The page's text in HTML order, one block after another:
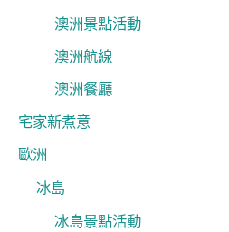
澳洲景點活動
澳洲航線
澳洲餐廳
宅家新煮意
歐洲
冰島
冰島景點活動